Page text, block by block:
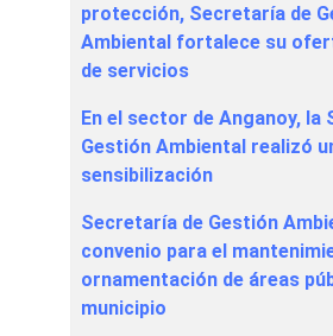
protección, Secretaría de
Ambiental fortalece su
de servicios
En el sector de Anganoy, la
Gestión Ambiental realizó
sensibilización
Secretaría de Gestión
convenio para el
ornamentación de áreas
municipio